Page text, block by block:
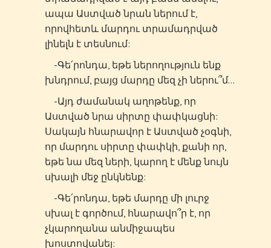
ապա Աստված նրան ներում է,
որովհետև մարդու տրամադրված
լինելն է տեսնում:
-Գե՛րոնդա, եթե ներողություն ենք
խնդրում, բայց մարդը մեզ չի ներու՞մ…
-Այդ ժամանակ աղոթենք, որ
Աստված նրա սիրտը փափկացնի:
Սակայն հնարավոր է Աստված չօգնի,
որ մարդու սիրտը փափկի, քանի որ,
եթե նա մեզ ների, կարող է մենք նույն
սխալի մեջ ընկնենք:
-Գե՛րոնդա, եթե մարդը մի լուրջ
սխալ է գործում, հնարավո՞ր է, որ
չկարողանա անմիջապես
խոստովանել: